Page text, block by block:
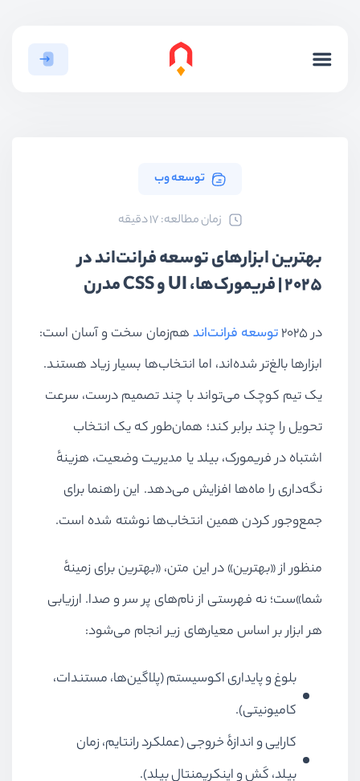
توسعه وب
ﺯﻣﺎﻥ ﻣﻄﺎﻟﻌﻪ: 17 دقیقه
بهترین ابزارهای توسعه فرانت‌اند در
۲۰۲۵ | فریمورک‌ها، UI و CSS مدرن
در ۲۰۲۵ توسعه فرانت‌اندهم‌زمان سخت و آسان است:
ابزارها بالغ‌تر شده‌اند، اما انتخاب‌ها بسیار زیاد هستند.
یک تیم کوچک می‌تواند با چند تصمیم درست، سرعت
تحویل را چند برابر کند؛ همان‌طور که یک انتخاب
اشتباه در فریمورک، بیلد یا مدیریت وضعیت، هزینهٔ
نگه‌داری را ماه‌ها افزایش می‌دهد. این راهنما برای
جمع‌وجور کردن همین انتخاب‌ها نوشته شده است.
منظور از «بهترین» در این متن، «بهترین برای زمینهٔ
شما»ست؛ نه فهرستی از نام‌های پر سر و صدا. ارزیابی
هر ابزار بر اساس معیارهای زیر انجام می‌شود:
بلوغ و پایداری اکوسیستم (پلاگین‌ها، مستندات،
کامیونیتی).
کارایی و اندازهٔ خروجی (عملکرد رانتایم، زمان
بیلد، کَش و اینکریمنتال بیلد).